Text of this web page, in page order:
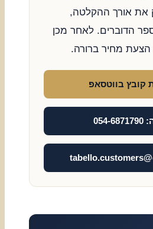
את אורך ההקלטה,
הדוברים. לאחר מכן
הצעת מחיר ברורה.
קובץ בווטסאפ